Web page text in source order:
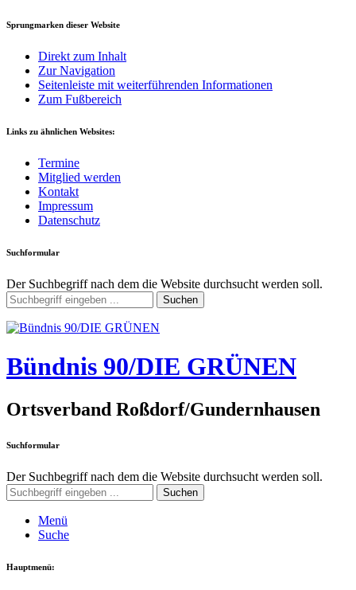
Sprungmarken dieser Website
Direkt zum Inhalt
Zur Navigation
Seitenleiste mit weiterführenden Informationen
Zum Fußbereich
Links zu ähnlichen Websites:
Termine
Mitglied werden
Kontakt
Impressum
Datenschutz
Suchformular
Der Suchbegriff nach dem die Website durchsucht werden soll.
Suchen
Bündnis 90/DIE GRÜNEN
Ortsverband Roßdorf/Gundernhausen
Suchformular
Der Suchbegriff nach dem die Website durchsucht werden soll.
Suchen
Menü
Suche
Hauptmenü: